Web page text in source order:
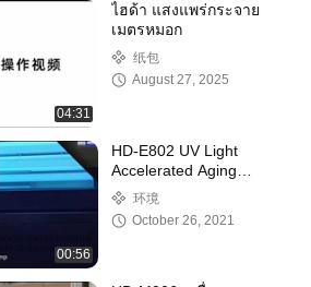
04:31
ไฮด้า แสงแพร่กระจาย
เมตรหมอก
纸包
August 27, 2025
00:56
HD-E802 UV Light
Accelerated Aging
SUS#304 ห้องทดสอบ
ด้านสิ่งแวดล้อม
环境
October 26, 2021